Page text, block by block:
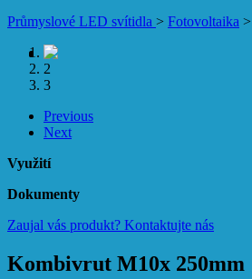
Průmyslové LED svítidla > Fotovoltaika >
1
2
3
Previous
Next
Využití
Dokumenty
Zaujal vás produkt? Kontaktujte nás
Kombivrut M10x 250mm